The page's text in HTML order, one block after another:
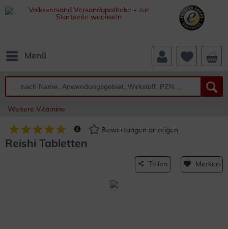
Menü
Weitere Vitamine
Bewertungen anzeigen
Reishi Tabletten
Teilen Merken